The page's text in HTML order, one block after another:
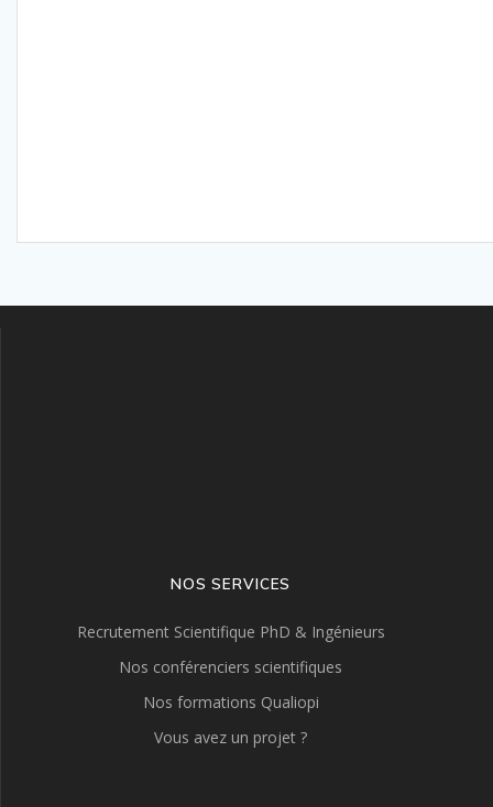
NOS SERVICES
Recrutement Scientifique PhD & Ingénieurs
Nos conférenciers scientifiques
Nos formations Qualiopi
Vous avez un projet ?